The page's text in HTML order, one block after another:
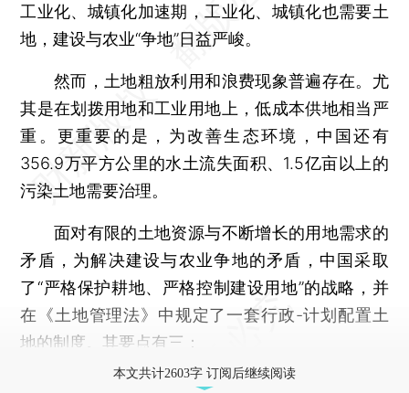
工业化、城镇化加速期，工业化、城镇化也需要土
地，建设与农业“争地”日益严峻。
然而，土地粗放利用和浪费现象普遍存在。尤
其是在划拨用地和工业用地上，低成本供地相当严
重。更重要的是，为改善生态环境，中国还有
356.9万平方公里的水土流失面积、1.5亿亩以上的
污染土地需要治理。
面对有限的土地资源与不断增长的用地需求的
矛盾，为解决建设与农业争地的矛盾，中国采取
了“严格保护耕地、严格控制建设用地”的战略，并
在《土地管理法》中规定了一套行政-计划配置土
地的制度。其要点有三：
本文共计2603字 订阅后继续阅读